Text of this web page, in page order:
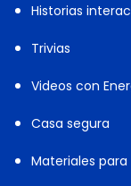
Historias
Trivias
Videos con
Casa segura
Materiales para